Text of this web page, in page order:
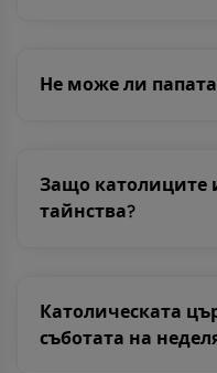
Не може ли
Защо католиците
тайнства?
Католическата
съботата на